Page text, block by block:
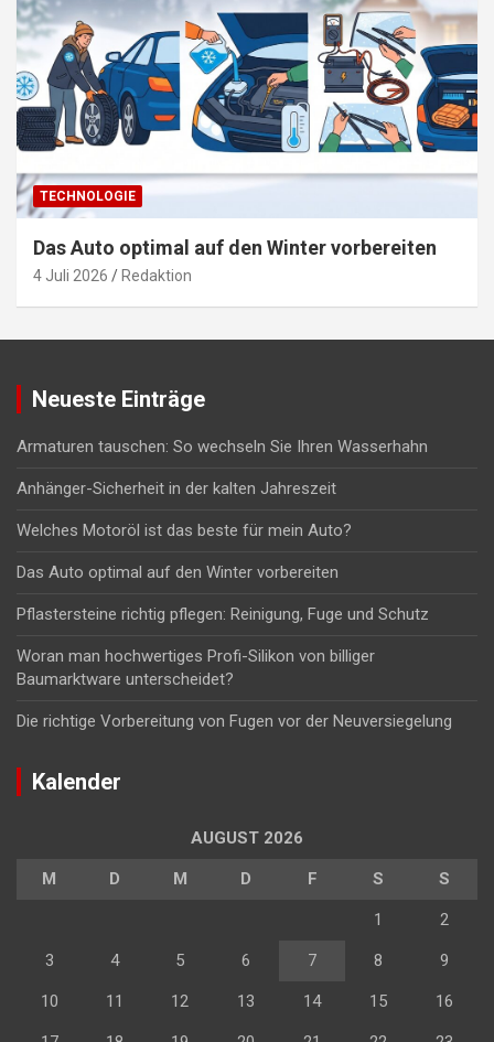
TECHNOLOGIE
Das Auto optimal auf den Winter vorbereiten
4 Juli 2026 Redaktion
Neueste Einträge
Armaturen tauschen: So wechseln Sie Ihren Wasserhahn
Anhänger-Sicherheit in der kalten Jahreszeit
Welches Motoröl ist das beste für mein Auto?
Das Auto optimal auf den Winter vorbereiten
Pflastersteine richtig pflegen: Reinigung, Fuge und Schutz
Woran man hochwertiges Profi-Silikon von billiger
Baumarktware unterscheidet?
Die richtige Vorbereitung von Fugen vor der Neuversiegelung
Kalender
AUGUST 2026
M D M D F S S
1 2
3 4 5 6 7 8 9
10 11 12 13 14 15 16